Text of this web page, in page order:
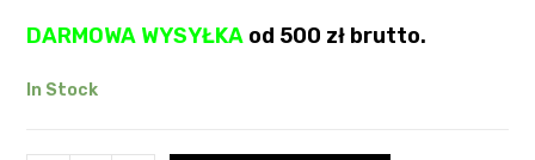
DARMOWA WYSYŁKA od 500 zł brutto.
In Stock